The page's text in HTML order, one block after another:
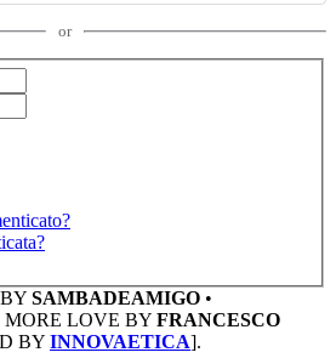
or
SAMBADEAMIGO •
LOVE BY FRANCESCO
BY INNOVAETICA].